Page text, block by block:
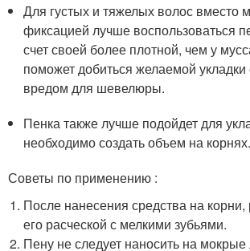
Для густых и тяжелых волос вместо
фиксацией лучше воспользоваться
счет своей более плотной, чем у
поможет добиться желаемой
вредом для шевелюры.
Пенка также лучше подойдет для
необходимо создать объем на корнях.
Советы по применению :
После нанесения средства на корни,
его расческой с мелкими зубьями.
Пену не следует наносить на мокрые